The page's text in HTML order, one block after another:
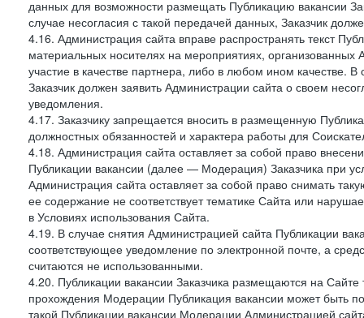
данных для возможности размещать Публикацию вакансии
случае несогласия с такой передачей данных, Заказчик
4.16. Администрация сайта вправе распространять текст
материальных носителях на мероприятиях,
участие в качестве партнера, либо в любом ином качестве.
Заказчик должен заявить Администрации сайта о своем
уведомления.
4.17. Заказчику запрещается вносить в размещенную
должностных обязанностей и характера работы для
4.18. Администрация сайта оставляет за собой право
Публикации вакансии (далее — Модерация) Заказчика при
Администрация сайта оставляет за собой право снимать
ее содержание не соответствует тематике Сайта или
в Условиях использования Сайта.
4.19. В случае снятия Администрацией сайта Публикации
соответствующее уведомление по электронной почте, а
считаются не использованными.
4.20. Публикации вакансии Заказчика размещаются на
прохождения Модерации Публикация вакансии может быть
такой Публикации вакансии Модерации Администрацией